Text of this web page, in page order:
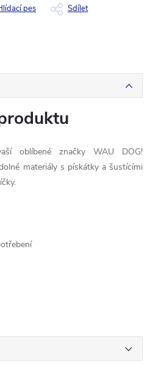
pes Sdílet
oblíbené značky WAU DOG!
materiály s pískátky a šustícími